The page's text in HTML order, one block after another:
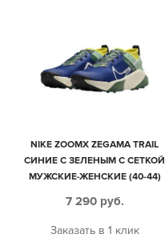
NIKE ZOOMX ZEGAMA TRAIL
СИНИЕ С ЗЕЛЕНЫМ С СЕТКОЙ
МУЖСКИЕ-ЖЕНСКИЕ (40-44)
7 290 руб.
Заказать в 1 клик